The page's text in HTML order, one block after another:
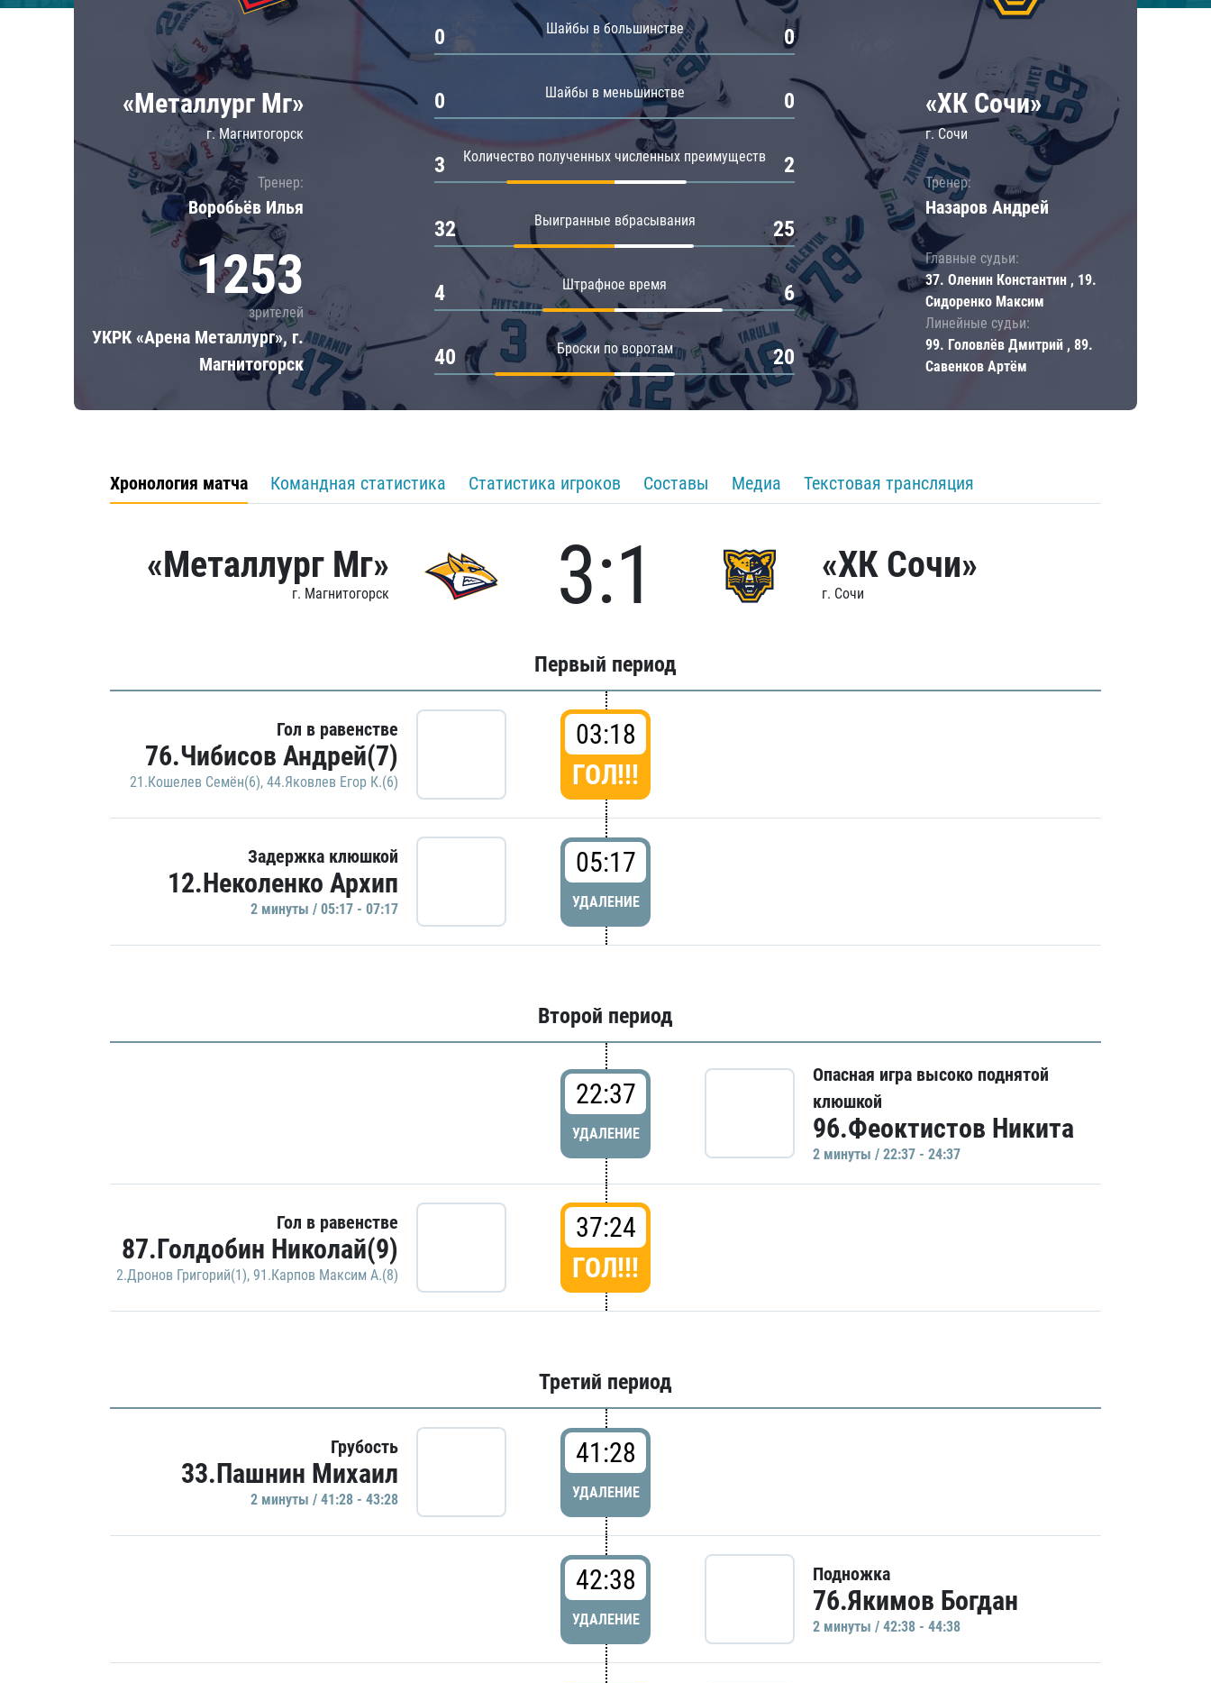
Локомотив
ЦСКА
Шанхайские Драконы
«Металлург Мг»
г. Магнитогорск
Тренер:
Воробьёв Илья
1253
зрителей
УКРК «Арена Металлург», г.
Магнитогорск
Шайбы в большинстве
0 0
Шайбы в меньшинстве
0 0
Количество полученных численных преимуществ
3 2
Выигранные вбрасывания
32 25
Штрафное время
4 6
Броски по воротам
40 20
«ХК Сочи»
г. Сочи
Тренер:
Назаров Андрей
Главные судьи:
37. Оленин Константин , 19.
Сидоренко Максим
Линейные судьи:
99. Головлёв Дмитрий , 89.
Савенков Артём
Хронология матча Командная статистика Статистика игроков Составы Медиа Текстовая трансляция
«Металлург Мг»
г. Магнитогорск 3:1 «ХК Сочи»
г. Сочи
Первый период
Гол в равенстве
76.Чибисов Андрей(7)
21.Кошелев Семён(6), 44.Яковлев Егор К.(6)
03:18
ГОЛ!!!
Задержка клюшкой
12.Неколенко Архип
2 минуты / 05:17 - 07:17
05:17
УДАЛЕНИЕ
Второй период
22:37
УДАЛЕНИЕ
Опасная игра высоко поднятой
клюшкой
96.Феоктистов Никита
2 минуты / 22:37 - 24:37
Гол в равенстве
87.Голдобин Николай(9)
2.Дронов Григорий(1), 91.Карпов Максим А.(8)
37:24
ГОЛ!!!
Третий период
Грубость
33.Пашнин Михаил
2 минуты / 41:28 - 43:28
41:28
УДАЛЕНИЕ
42:38
УДАЛЕНИЕ
Подножка
76.Якимов Богдан
2 минуты / 42:38 - 44:38